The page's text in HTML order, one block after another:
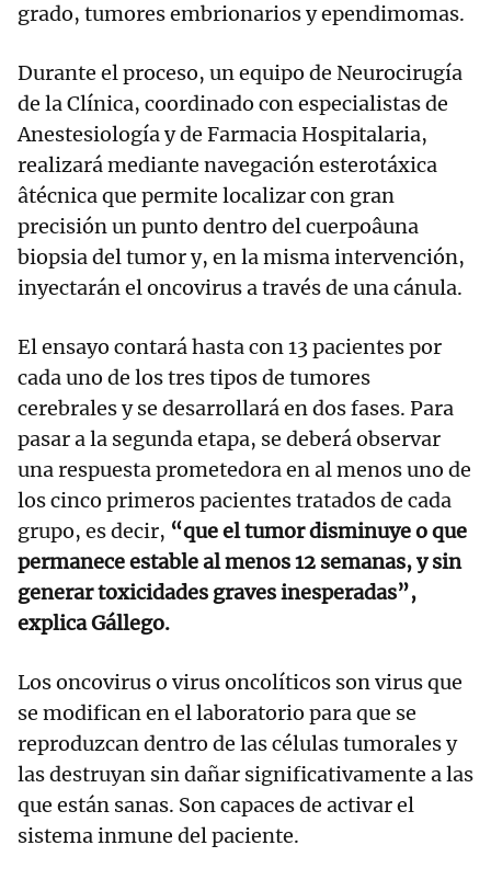
grado, tumores embrionarios y ependimomas.
Durante el proceso, un equipo de Neurocirugía
de la Clínica, coordinado con especialistas de
Anestesiología y de Farmacia Hospitalaria,
realizará mediante navegación esterotáxica
âtécnica que permite localizar con gran
precisión un punto dentro del cuerpoâuna
biopsia del tumor y, en la misma intervención,
inyectarán el oncovirus a través de una cánula.
El ensayo contará hasta con 13 pacientes por
cada uno de los tres tipos de tumores
cerebrales y se desarrollará en dos fases. Para
pasar a la segunda etapa, se deberá observar
una respuesta prometedora en al menos uno de
los cinco primeros pacientes tratados de cada
grupo, es decir, “que el tumor disminuye o que
permanece estable al menos 12 semanas, y sin
generar toxicidades graves inesperadas”,
explica Gállego.
Los oncovirus o virus oncolíticos son virus que
se modifican en el laboratorio para que se
reproduzcan dentro de las células tumorales y
las destruyan sin dañar significativamente a las
que están sanas. Son capaces de activar el
sistema inmune del paciente.